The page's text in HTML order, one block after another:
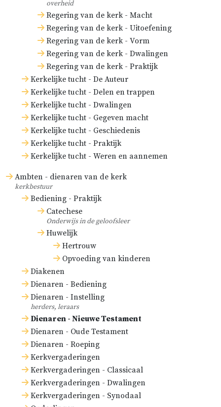
overheid
Regering van de kerk - Macht
Regering van de kerk - Uitoefening
Regering van de kerk - Vorm
Regering van de kerk - Dwalingen
Regering van de kerk - Praktijk
Kerkelijke tucht - De Auteur
Kerkelijke tucht - Delen en trappen
Kerkelijke tucht - Dwalingen
Kerkelijke tucht - Gegeven macht
Kerkelijke tucht - Geschiedenis
Kerkelijke tucht - Praktijk
Kerkelijke tucht - Weren en aannemen
Ambten - dienaren van de kerk
kerkbestuur
Bediening - Praktijk
Catechese
Onderwijs in de geloofsleer
Huwelijk
Hertrouw
Opvoeding van kinderen
Diakenen
Dienaren - Bediening
Dienaren - Instelling
herders, leraars
Dienaren - Nieuwe Testament
Dienaren - Oude Testament
Dienaren - Roeping
Kerkvergaderingen
Kerkvergaderingen - Classicaal
Kerkvergaderingen - Dwalingen
Kerkvergaderingen - Synodaal